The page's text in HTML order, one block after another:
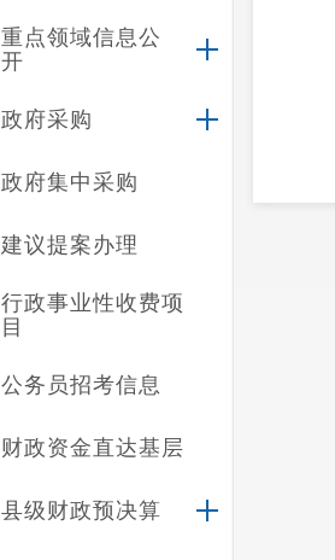
重点领域信息公
开
政府采购
政府集中采购
建议提案办理
行政事业性收费项
目
公务员招考信息
财政资金直达基层
县级财政预决算